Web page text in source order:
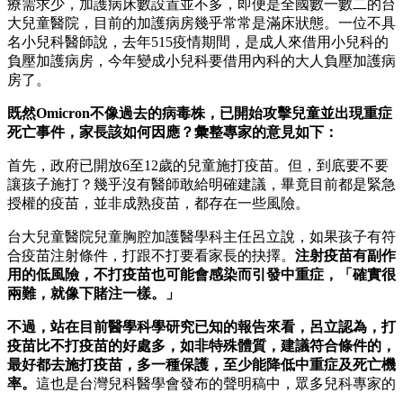
療需求少，加護病床數設置並不多，即便是全國數一數二的台
大兒童醫院，目前的加護病房幾乎常常是滿床狀態。一位不具
名小兒科醫師說，去年515疫情期間，是成人來借用小兒科的
負壓加護病房，今年變成小兒科要借用內科的大人負壓加護病
房了。
既然Omicron不像過去的病毒株，已開始攻擊兒童並出現重症
死亡事件，家長該如何因應？彙整專家的意見如下：
首先，政府已開放6至12歲的兒童施打疫苗。但，到底要不要
讓孩子施打？幾乎沒有醫師敢給明確建議，畢竟目前都是緊急
授權的疫苗，並非成熟疫苗，都存在一些風險。
台大兒童醫院兒童胸腔加護醫學科主任呂立說，如果孩子有符
合疫苗注射條件，打跟不打要看家長的抉擇。 注射疫苗有副作
用的低風險，不打疫苗也可能會感染而引發中重症，「確實很
兩難，就像下賭注一樣。」
不過，站在目前醫學科學研究已知的報告來看，呂立認為，打
疫苗比不打疫苗的好處多，如非特殊體質，建議符合條件的，
最好都去施打疫苗，多一種保護，至少能降低中重症及死亡機
率。 這也是台灣兒科醫學會發布的聲明稿中，眾多兒科專家的